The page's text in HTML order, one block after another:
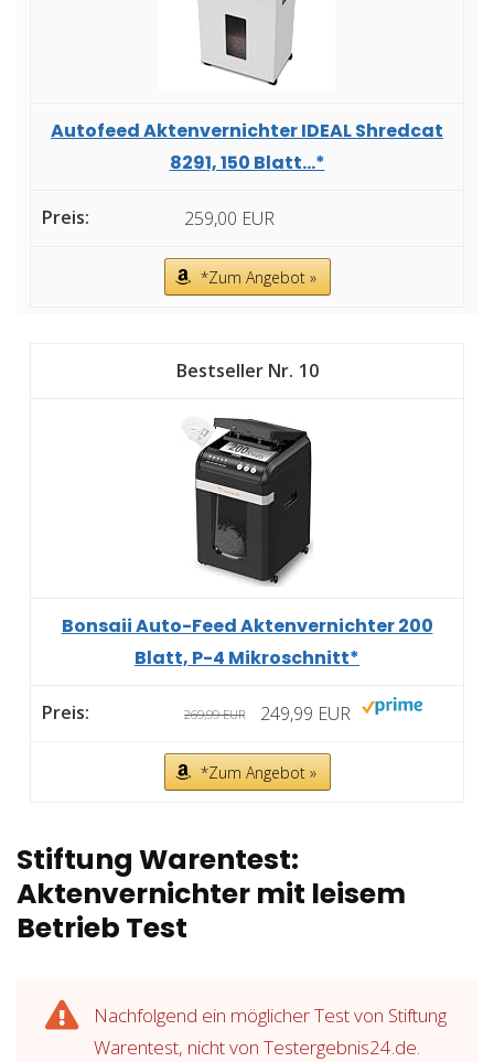
Autofeed Aktenvernichter IDEAL Shredcat
8291, 150 Blatt...*
259,00 EUR
*Zum Angebot »
10
Bonsaii Auto-Feed Aktenvernichter 200
Blatt, P-4 Mikroschnitt*
269,99 EUR 249,99 EUR
*Zum Angebot »
Stiftung Warentest:
Aktenvernichter mit leisem
Betrieb Test
Nachfolgend ein möglicher Test von Stiftung
Warentest, nicht von Testergebnis24.de.